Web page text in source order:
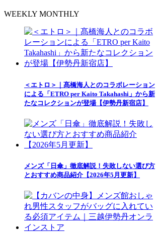
WEEKLY MONTHLY
＜エトロ＞｜髙橋海人とのコラボレーション
による「ETRO per Kaito Takahashi」から新
たなコレクションが登場【伊勢丹新宿店】
メンズ「日傘」徹底解説！失敗しない選び方
とおすすめ商品紹介【2026年5月更新】